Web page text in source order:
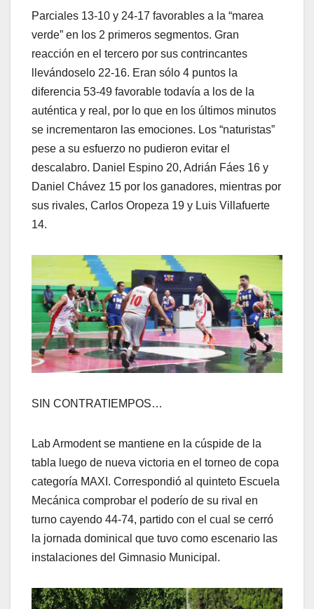
Parciales 13-10 y 24-17 favorables a la “marea
verde” en los 2 primeros segmentos. Gran
reacción en el tercero por sus contrincantes
llevándoselo 22-16. Eran sólo 4 puntos la
diferencia 53-49 favorable todavía a los de la
auténtica y real, por lo que en los últimos minutos
se incrementaron las emociones. Los “naturistas”
pese a su esfuerzo no pudieron evitar el
descalabro. Daniel Espino 20, Adrián Fáes 16 y
Daniel Chávez 15 por los ganadores, mientras por
sus rivales, Carlos Oropeza 19 y Luis Villafuerte
14.
SIN CONTRATIEMPOS…
Lab Armodent se mantiene en la cúspide de la
tabla luego de nueva victoria en el torneo de copa
categoría MAXI. Correspondió al quinteto Escuela
Mecánica comprobar el poderío de su rival en
turno cayendo 44-74, partido con el cual se cerró
la jornada dominical que tuvo como escenario las
instalaciones del Gimnasio Municipal.